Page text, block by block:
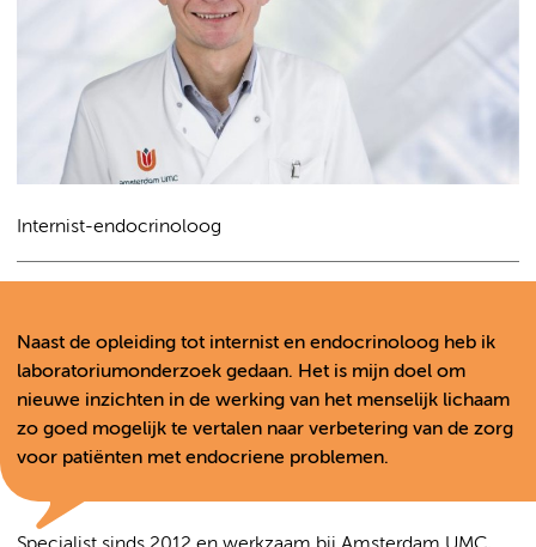
Internist-endocrinoloog
Naast de opleiding tot internist en endocrinoloog heb ik
laboratoriumonderzoek gedaan. Het is mijn doel om
nieuwe inzichten in de werking van het menselijk lichaam
zo goed mogelijk te vertalen naar verbetering van de zorg
voor patiënten met endocriene problemen.